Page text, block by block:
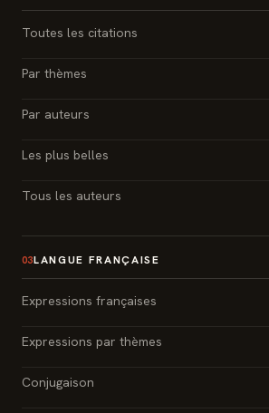
Toutes les citations
Par thèmes
Par auteurs
Les plus belles
Tous les auteurs
03LANGUE FRANÇAISE
Expressions françaises
Expressions par thèmes
Conjugaison